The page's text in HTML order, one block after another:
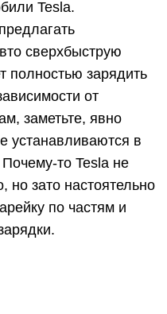
Tesla.
сверхбыструю
полностью зарядить
от
заметьте, явно
устанавливаются в
то Tesla не
но зато настоятельно
по частям и